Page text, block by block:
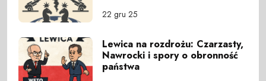
22 gru 25
Lewica na rozdrożu: Czarzasty,
Nawrocki i spory o obronność
państwa